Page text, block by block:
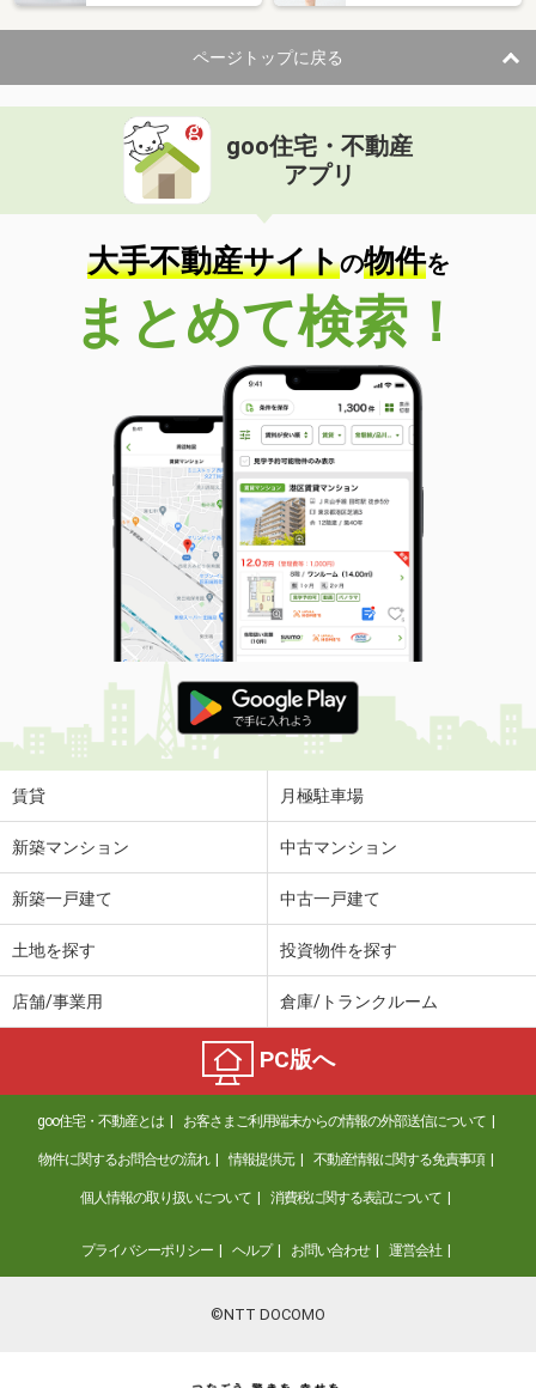
ページトップに戻る
goo住宅・不動産
アプリ
大手不動産サイトの物件を
まとめて検索！
賃貸 月極駐車場
新築マンション 中古マンション
新築一戸建て 中古一戸建て
土地を探す 投資物件を探す
店舗/事業用 倉庫/トランクルーム
PC版へ
goo住宅・不動産とは お客さまご利用端末からの情報の外部送信について
物件に関するお問合せの流れ 情報提供元 不動産情報に関する免責事項
個人情報の取り扱いについて 消費税に関する表記について
プライバシーポリシー ヘルプ お問い合わせ 運営会社
©NTT DOCOMO